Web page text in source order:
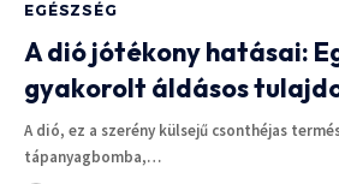
EGÉSZSÉG
A dió jótékony hatásai:
gyakorolt áldásos
A dió, ez a szerény külsejű csonthéjas
tápanyagbomba,…